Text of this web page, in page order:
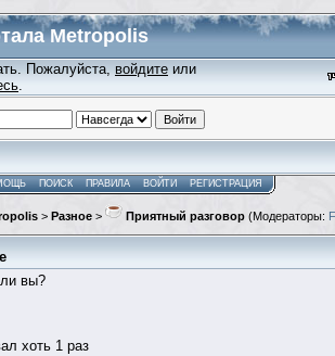
Metropolis
Пожалуйста, войдите или
.
ПОИСК ПРАВИЛА ВОЙТИ РЕГИСТРАЦИЯ
> Разное > Приятный разговор (Модераторы:
вы?
хоть 1 раз